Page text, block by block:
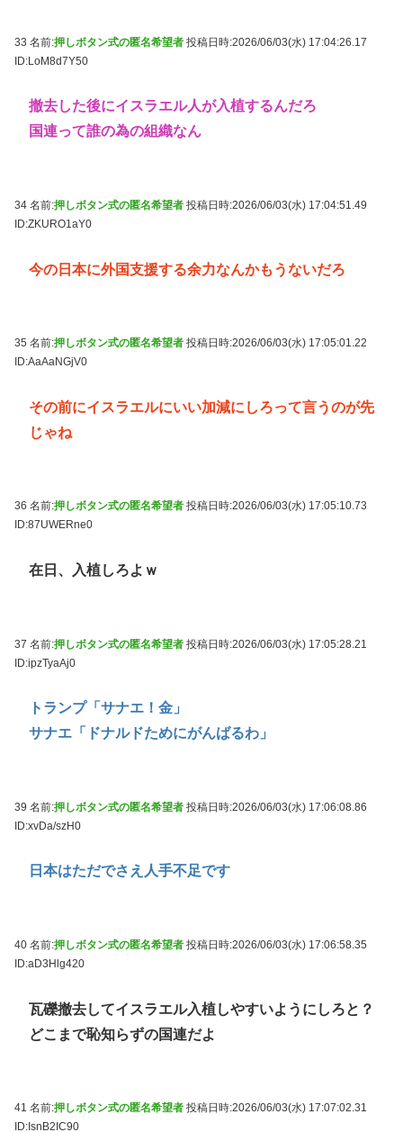
33 名前:押しボタン式の匿名希望者 投稿日時:2026/06/03(水) 17:04:26.17
ID:LoM8d7Y50
撤去した後にイスラエル人が入植するんだろ
国連って誰の為の組織なん
34 名前:押しボタン式の匿名希望者 投稿日時:2026/06/03(水) 17:04:51.49
ID:ZKURO1aY0
今の日本に外国支援する余力なんかもうないだろ
35 名前:押しボタン式の匿名希望者 投稿日時:2026/06/03(水) 17:05:01.22
ID:AaAaNGjV0
その前にイスラエルにいい加減にしろって言うのが先
じゃね
36 名前:押しボタン式の匿名希望者 投稿日時:2026/06/03(水) 17:05:10.73
ID:87UWERne0
在日、入植しろよｗ
37 名前:押しボタン式の匿名希望者 投稿日時:2026/06/03(水) 17:05:28.21
ID:ipzTyaAj0
トランプ「サナエ！金」
サナエ「ドナルドためにがんばるわ」
39 名前:押しボタン式の匿名希望者 投稿日時:2026/06/03(水) 17:06:08.86
ID:xvDa/szH0
日本はただでさえ人手不足です
40 名前:押しボタン式の匿名希望者 投稿日時:2026/06/03(水) 17:06:58.35
ID:aD3Hlg420
瓦礫撤去してイスラエル入植しやすいようにしろと？
どこまで恥知らずの国連だよ
41 名前:押しボタン式の匿名希望者 投稿日時:2026/06/03(水) 17:07:02.31
ID:IsnB2IC90